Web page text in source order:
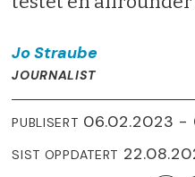
JoStraube
JOURNALIST
PUBLISERT 06.02.2023
SIST OPPDATERT